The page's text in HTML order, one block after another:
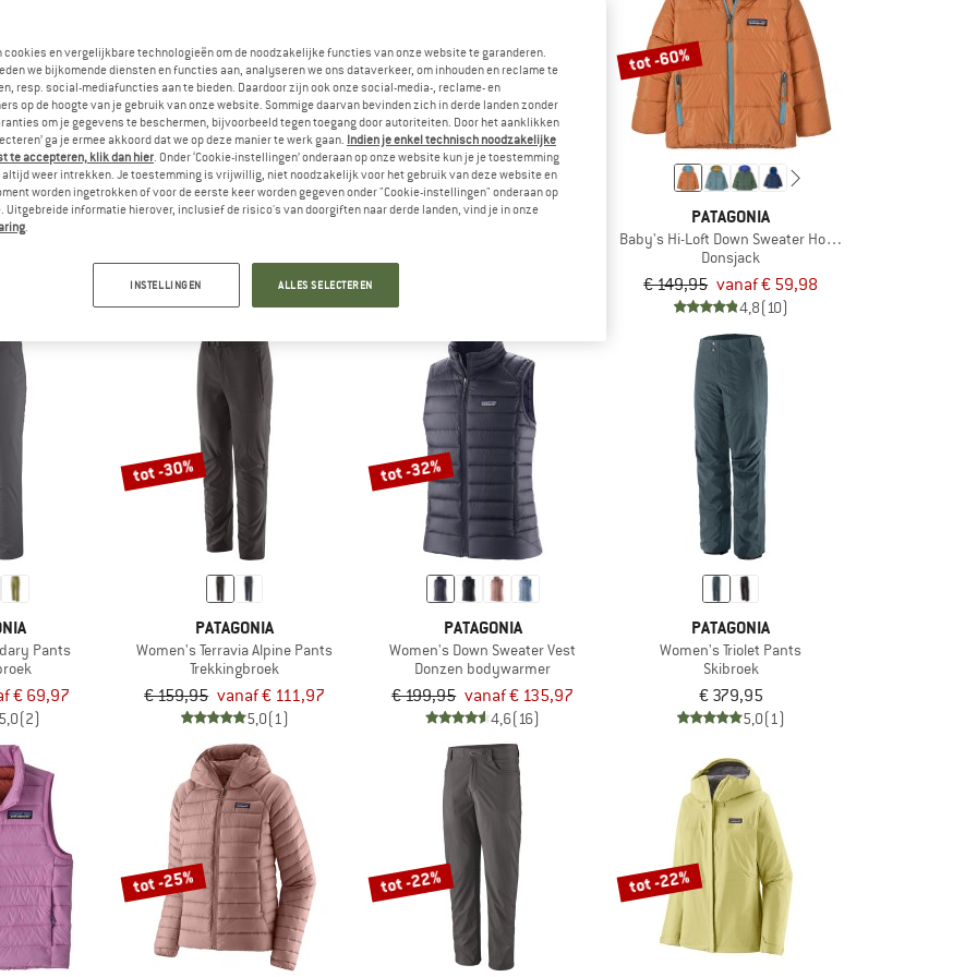
Sweater Hoody
PATAGONIA
5,0(2)
PATAGONIA
tot -60%
PATAGONIA
Baby's Hi-Loft Down Sweater Hoody
Donsjack
€ 149,95 vanaf € 59,98
4,8(10)
Pants
€ 69,97
5,0(2)
tot -30%
PATAGONIA
Women's Terravia Alpine Pants
Trekkingbroek
€ 159,95 vanaf € 111,97
5,0(1)
tot -32%
PATAGONIA
Women's Down Sweater Vest
Donzen bodywarmer
€ 199,95 vanaf € 135,97
4,6(16)
PATAGONIA
Women's Triolet Pants
Skibroek
€ 379,95
5,0(1)
tot -25% tot -22% tot -22%
cookies en vergelijkbare technologieën om de noodzakelijke functies van onze website te garanderen.
we bijkomende diensten en functies aan, analyseren we ons dataverkeer, om inhouden en reclame te
resp. social-mediafuncties aan te bieden. Daardoor zijn ook onze social-media-, reclame- en
op de hoogte van je gebruik van onze website. Sommige daarvan bevinden zich in derde landen zonder
om je gegevens te beschermen, bijvoorbeeld tegen toegang door autoriteiten. Door het aanklikken
ga je ermee akkoord dat we op deze manier te werk gaan. Indien je enkel technisch noodzakelijke
te accepteren, klik dan hier. Onder ‘Cookie-instellingen’ onderaan op onze website kun je je toestemming
altijd weer intrekken. Je toestemming is vrijwillig, niet noodzakelijk voor het gebruik van deze website en
worden ingetrokken of voor de eerste keer worden gegeven onder "Cookie-instellingen" onderaan op
Uitgebreide informatie hierover, inclusief de risico's van doorgiften naar derde landen, vind je in onze
.
INSTELLINGEN ALLES SELECTEREN